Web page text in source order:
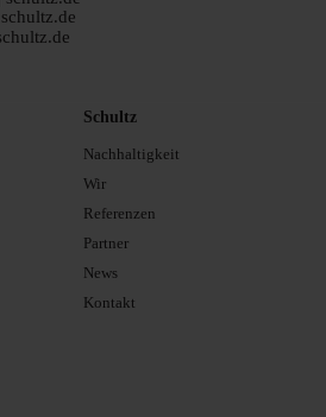
Schultz
Nachhaltigkeit
Wir
Referenzen
Partner
News
Kontakt